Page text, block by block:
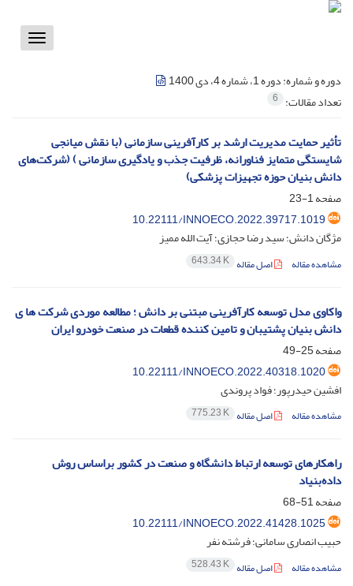
Toggle
دوره و شماره:دوره 1، شماره 4، دی 1400
تعداد مقالات: 6
تأثیر حمایت مدیریت ارشد بر کارآفرینی سازمانی (با نقش میانجی
شایستگی متمایز فناورانه، ظرفیت جذب و یادگیری سازمانی ) (شرکت‌های
دانش بنیان حوزه تجهیزات پزشکی)
صفحه1-23
10.22111/INNOECO.2022.39717.1019
مژگان دانش؛ سید رضا حجازی؛ آیت الله ممیز
مشاهده مقاله اصل مقاله 643.34 K
واکاوی مدل توسعه کارآفرینی مبتنی بر دانش ؛ مطالعه موردی شرکت ها ی
دانش بنیان پشتیبان و تامین کننده قطعات در صنعت خودرو ایران
صفحه25-49
10.22111/INNOECO.2022.40318.1020
افشین حیدرپور؛ فواد پروندی
مشاهده مقاله اصل مقاله 775.23 K
راهکارهای توسعه ارتباط دانشگاه و صنعت در کشور براساس روش
داده‌بنیاد
صفحه51-68
10.22111/INNOECO.2022.41428.1025
حبیب انصاری سامانی؛ فرشته نفر
مشاهده مقاله اصل مقاله 528.43 K